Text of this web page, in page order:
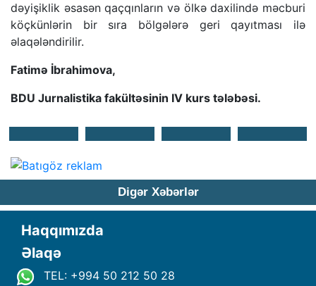
dəyişiklik əsasən qaçqınların və ölkə daxilində məcburi
köçkünlərin bir sıra bölgələrə geri qayıtması ilə
əlaqələndirilir.
Fatimə İbrahimova,
BDU Jurnalistika fakültəsinin IV kurs tələbəsi.
Digər Xəbərlər
Haqqımızda
Əlaqə
TEL: +994 50 212 50 28